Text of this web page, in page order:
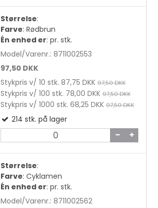
Størrelse:
Farve: Rødbrun
Én enhed er: pr. stk.
Model/Varenr.: 8711002553
97,50 DKK
Stykpris v/ 10 stk. 87,75 DKK 97,50 DKK
Stykpris v/ 100 stk. 78,00 DKK 97,50 DKK
Stykpris v/ 1000 stk. 68,25 DKK 97,50 DKK
214 stk. på lager
Størrelse:
Farve: Cyklamen
Én enhed er: pr. stk.
Model/Varenr.: 8711002562